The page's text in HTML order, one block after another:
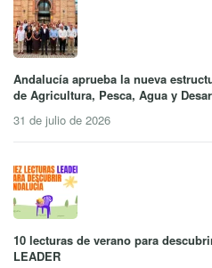
Andalucía aprueba la nueva
de Agricultura, Pesca, Agua y
31 de julio de 2026
10 lecturas de verano para
LEADER